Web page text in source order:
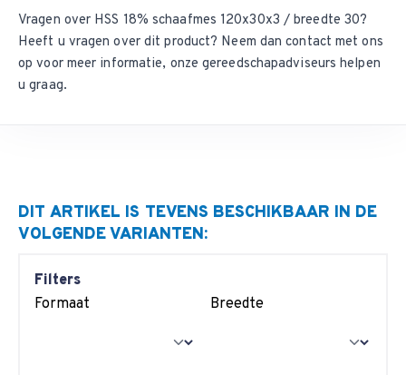
blijven tot wel 4 keer langer scherp dan schaafmessen in
HSS 18% kwailteit. Dit artikel heeft een minimale
bestelhoeveelheid van 2 stuks.
Zit uw maat er niet tussen?
Vragen over HSS 18% schaafmes 120x30x3 / breedte 30?
Heeft u vragen over dit product? Neem dancontact met ons
op voor meer informatie, onze gereedschapadviseurs helpen
u graag.
DIT ARTIKEL IS TEVENS BESCHIKBAAR IN DE
VOLGENDE VARIANTEN:
Filters
Formaat
Breedte